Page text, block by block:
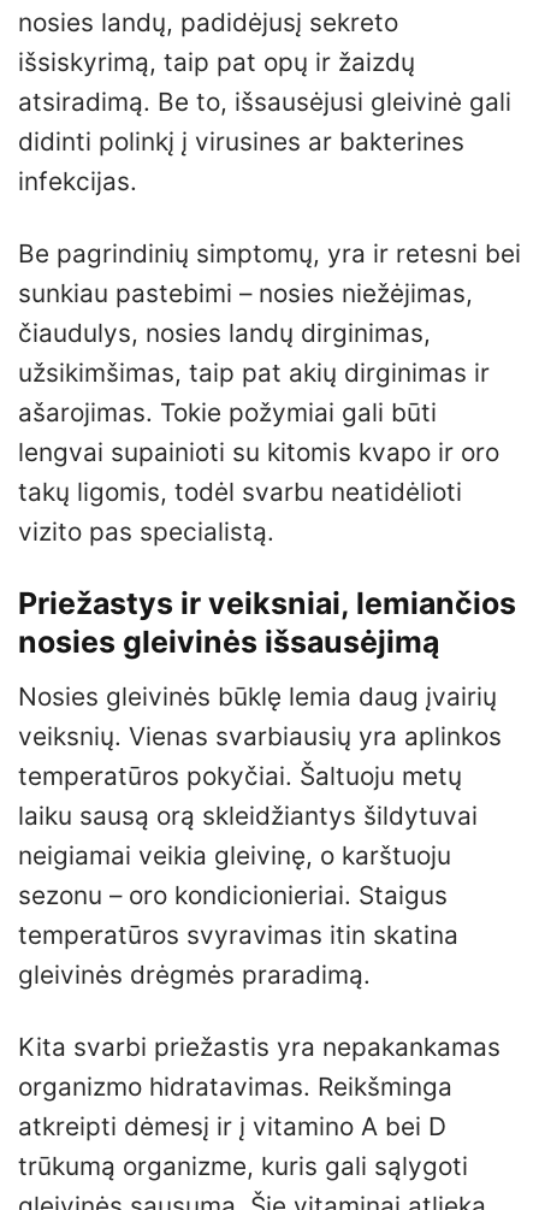
nosies landų, padidėjusį sekreto
išsiskyrimą, taip pat opų ir žaizdų
atsiradimą. Be to, išsausėjusi gleivinė gali
didinti polinkį į virusines ar bakterines
infekcijas.
Be pagrindinių simptomų, yra ir retesni bei
sunkiau pastebimi – nosies niežėjimas,
čiaudulys, nosies landų dirginimas,
užsikimšimas, taip pat akių dirginimas ir
ašarojimas. Tokie požymiai gali būti
lengvai supainioti su kitomis kvapo ir oro
takų ligomis, todėl svarbu neatidėlioti
vizito pas specialistą.
Priežastys ir veiksniai, lemiančios
nosies gleivinės išsausėjimą
Nosies gleivinės būklę lemia daug įvairių
veiksnių. Vienas svarbiausių yra aplinkos
temperatūros pokyčiai. Šaltuoju metų
laiku sausą orą skleidžiantys šildytuvai
neigiamai veikia gleivinę, o karštuoju
sezonu – oro kondicionieriai. Staigus
temperatūros svyravimas itin skatina
gleivinės drėgmės praradimą.
Kita svarbi priežastis yra nepakankamas
organizmo hidratavimas. Reikšminga
atkreipti dėmesį ir į vitamino A bei D
trūkumą organizme, kuris gali sąlygoti